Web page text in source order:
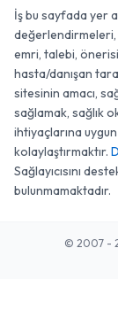
İş bu sayfada yer
değerlendirmeleri,
emri, talebi,
hasta/danışan
sitesinin amacı,
sağlamak, sağlık
ihtiyaçlarına
kolaylaştırmaktır.
Sağlayıcısını
bulunmamaktadır.
© 2007 -